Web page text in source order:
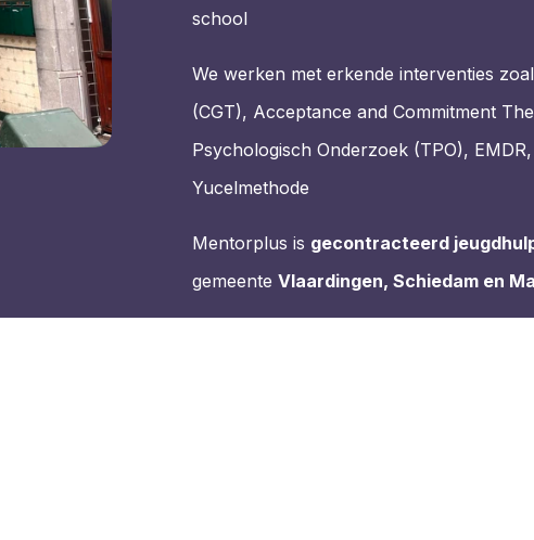
school
We werken met erkende interventies
(CGT), Acceptance and Commitment
Psychologisch Onderzoek (TPO),
Yucelmethode
Mentorplus is gecontracteerd
gemeente Vlaardingen, Schiedam en